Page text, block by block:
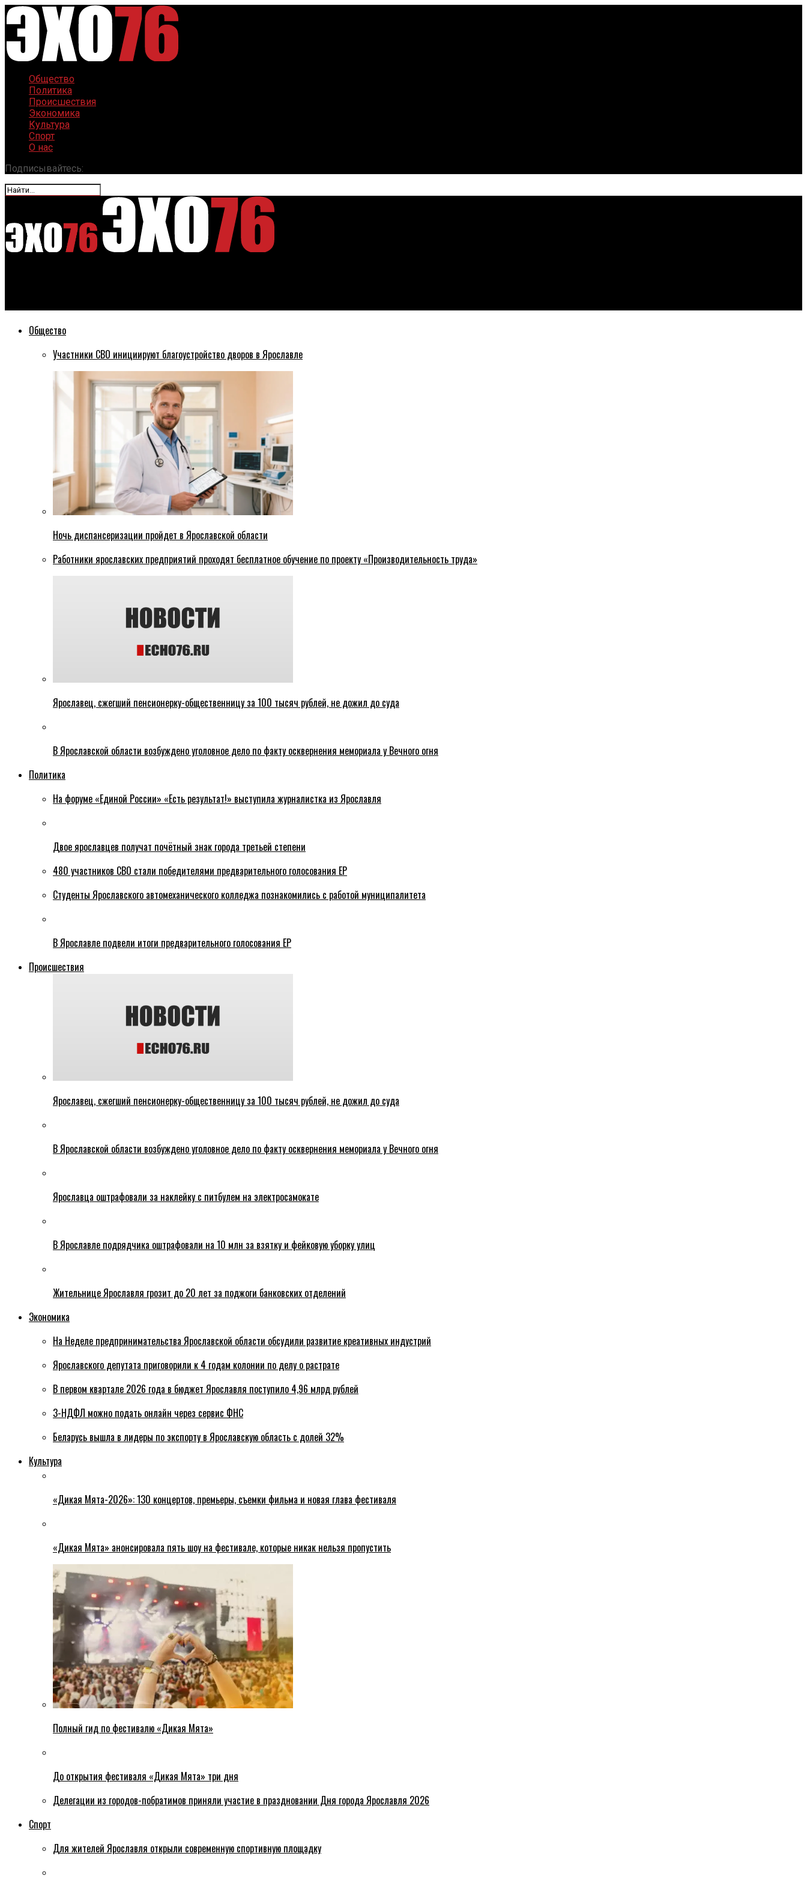
Общество
Политика
Происшествия
Экономика
Культура
Спорт
О нас
Подписывайтесь:
Общество
Участники СВО инициируют благоустройство дворов в Ярославле
Ночь диспансеризации пройдет в Ярославской области
Работники ярославских предприятий проходят бесплатное обучение по проекту «Производительность труда»
Ярославец, сжегший пенсионерку-общественницу за 100 тысяч рублей, не дожил до суда
В Ярославской области возбуждено уголовное дело по факту осквернения мемориала у Вечного огня
Политика
На форуме «Единой России» «Есть результат!» выступила журналистка из Ярославля
Двое ярославцев получат почётный знак города третьей степени
480 участников СВО стали победителями предварительного голосования ЕР
Студенты Ярославского автомеханического колледжа познакомились с работой муниципалитета
В Ярославле подвели итоги предварительного голосования ЕР
Происшествия
Ярославец, сжегший пенсионерку-общественницу за 100 тысяч рублей, не дожил до суда
В Ярославской области возбуждено уголовное дело по факту осквернения мемориала у Вечного огня
Ярославца оштрафовали за наклейку с питбулем на электросамокате
В Ярославле подрядчика оштрафовали на 10 млн за взятку и фейковую уборку улиц
Жительнице Ярославля грозит до 20 лет за поджоги банковских отделений
Экономика
На Неделе предпринимательства Ярославской области обсудили развитие креативных индустрий
Ярославского депутата приговорили к 4 годам колонии по делу о растрате
В первом квартале 2026 года в бюджет Ярославля поступило 4,96 млрд рублей
3-НДФЛ можно подать онлайн через сервис ФНС
Беларусь вышла в лидеры по экспорту в Ярославскую область с долей 32%
Культура
«Дикая Мята-2026»: 130 концертов, премьеры, съемки фильма и новая глава фестиваля
«Дикая Мята» анонсировала пять шоу на фестивале, которые никак нельзя пропустить
Полный гид по фестивалю «Дикая Мята»
До открытия фестиваля «Дикая Мята» три дня
Делегации из городов-побратимов приняли участие в праздновании Дня города Ярославля 2026
Спорт
Для жителей Ярославля открыли современную спортивную площадку